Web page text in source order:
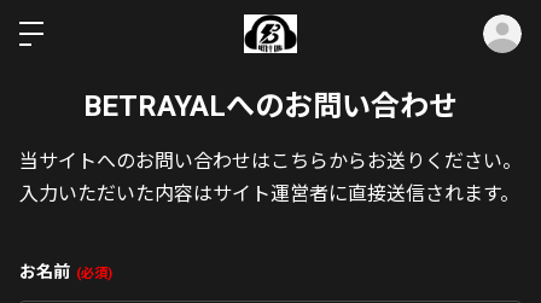
BETRAYALへのお問い合わせ
当サイトへのお問い合わせはこちらからお送りください。
入力いただいた内容はサイト運営者に直接送信されます。
お名前 必須